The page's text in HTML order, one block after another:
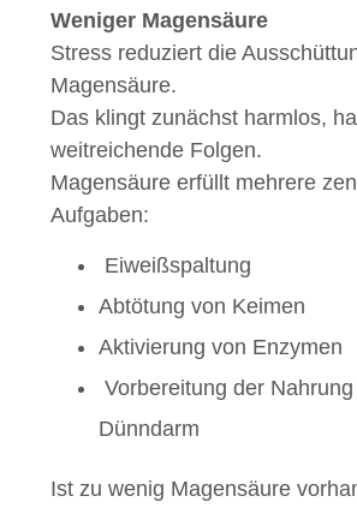
Weniger Magensäure
Stress reduziert die
Magensäure.
Das klingt zunächst harmlos,
weitreichende Folgen.
Magensäure erfüllt mehrere
Aufgaben:
Eiweißspaltung
Abtötung von Keimen
Aktivierung von Enzymen
Vorbereitung der
Dünndarm
Ist zu wenig Magensäure